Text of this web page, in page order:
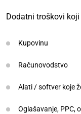
Dodatni troškovi
Kupovinu
Računovodstvo
Alati / softver koje
Oglašavanje, PPC,